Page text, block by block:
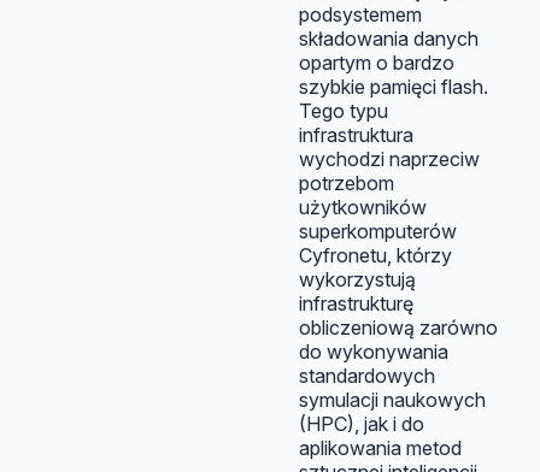
podsystemem
składowania danych
opartym o bardzo
szybkie pamięci flash.
Tego typu
infrastruktura
wychodzi naprzeciw
potrzebom
użytkowników
superkomputerów
Cyfronetu, którzy
wykorzystują
infrastrukturę
obliczeniową zarówno
do wykonywania
standardowych
symulacji naukowych
(HPC), jak i do
aplikowania metod